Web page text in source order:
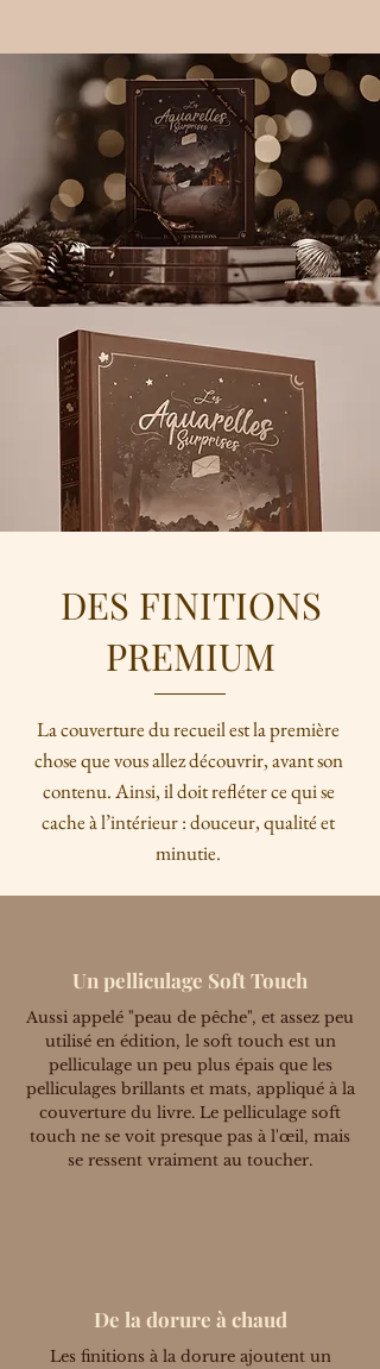
DES FINITIONS
PREMIUM
La couverture du recueil est la première
chose que vous allez découvrir, avant son
contenu. Ainsi, il doit refléter ce qui se
cache à l’intérieur : douceur, qualité et
minutie.
Un pelliculage Soft Touch
Aussi appelé "peau de pêche", et assez peu
utilisé en édition, le soft touch est un
pelliculage un peu plus épais que les
pelliculages brillants et mats, appliqué à la
couverture du livre. Le pelliculage soft
touch ne se voit presque pas à l'œil, mais
se ressent vraiment au toucher.
De la dorure à chaud
Les finitions à la dorure ajoutent un